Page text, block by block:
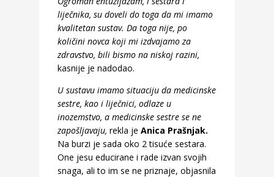
liječnika, su doveli do toga da mi imamo
kvalitetan sustav. Da toga nije, po
količini novca koji mi izdvajamo za
zdravstvo, bili bismo na niskoj razini,
kasnije je nadodao.
U sustavu imamo situaciju da medicinske
sestre, kao i liječnici, odlaze u
inozemstvo, a medicinske sestre se ne
zapošljavaju, rekla je Anica Prašnjak.
Na burzi je sada oko 2 tisuće sestara.
One jesu educirane i rade izvan svojih
snaga, ali to im se ne priznaje, objasnila